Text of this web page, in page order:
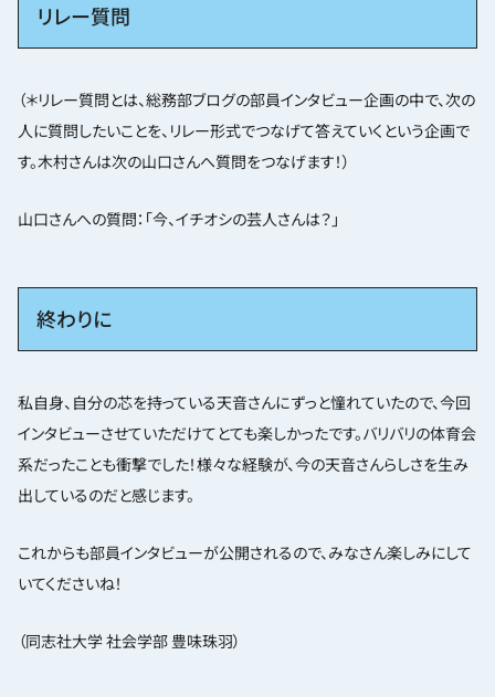
リレー質問
（＊リレー質問とは、総務部ブログの部員インタビュー企画の中で、次の
人に質問したいことを、リレー形式でつなげて答えていくという企画で
す。木村さんは次の山口さんへ質問をつなげます！）
山口さんへの質問：「今、イチオシの芸人さんは？」
終わりに
私自身、自分の芯を持っている天音さんにずっと憧れていたので、今回
インタビューさせていただけてとても楽しかったです。バリバリの体育会
系だったことも衝撃でした！様々な経験が、今の天音さんらしさを生み
出しているのだと感じます。
これからも部員インタビューが公開されるので、みなさん楽しみにして
いてくださいね！
（同志社大学 社会学部 豊味珠羽）